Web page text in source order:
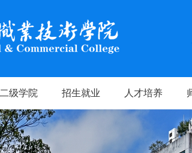
二级学院 招生就业 人才培养